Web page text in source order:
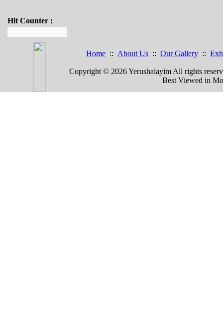
Hit Counter :
Home :: About Us :: Our Gallery ::
Copyright © 2026 Yerushalayim All rights
Best Viewed in